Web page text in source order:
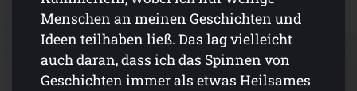
Menschen an meinen Geschichten und
Ideen teilhaben ließ. Das lag vielleicht
auch daran, dass ich das Spinnen von
Geschichten immer als etwas Heilsames